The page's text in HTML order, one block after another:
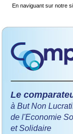
En naviguant sur notre
Le
à But Non
de l'Economie
et Solidaire